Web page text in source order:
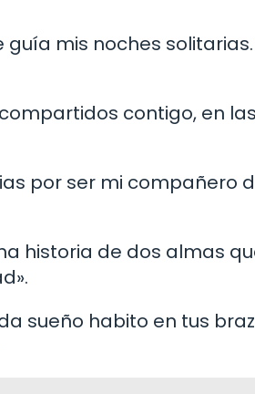
guía mis noches solitarias.
contigo, en
por ser mi compañero
historia de dos almas
sueño habito en tus